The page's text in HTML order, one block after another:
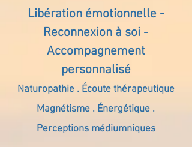
Libération émotionnelle -
Reconnexion à soi -
Accompagnement
personnalisé
Naturopathie . Écoute thérapeutique
Magnétisme . Énergétique .
Perceptions médiumniques